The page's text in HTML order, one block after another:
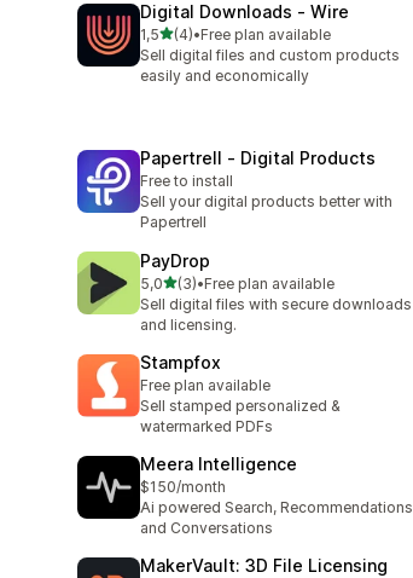
Digital Downloads ‑ Wire
1,5na 5 gwiazdek
(4)
Łączna liczba recenzji: 4
•Free plan available
Sell digital files and custom products
easily and economically
Papertrell ‑ Digital Products
Free to install
Sell your digital products better with
Papertrell
PayDrop
5,0na 5 gwiazdek
(3)
Łączna liczba recenzji: 3
•Free plan available
Sell digital files with secure downloads
and licensing.
Stampfox
Free plan available
Sell stamped personalized &
watermarked PDFs
Meera Intelligence
$150/month
Ai powered Search, Recommendations
and Conversations
MakerVault: 3D File Licensing